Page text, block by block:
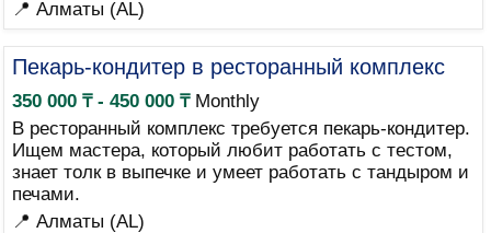
📍 Алматы (AL)
Пекарь-кондитер в ресторанный комплекс
350 000 ₸ - 450 000 ₸Monthly
В ресторанный комплекс требуется пекарь-кондитер.
Ищем мастера, который любит работать с тестом,
знает толк в выпечке и умеет работать с тандыром и
печами.
📍 Алматы (AL)